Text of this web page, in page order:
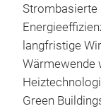
Strombasierte
langfristige
Wärmewende
Green